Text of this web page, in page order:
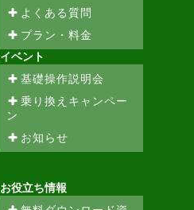
よくある質問
プラン・料金
イベント
基礎操作説明会
乗り換えキャンペー
ン
お知らせ
お役立ち情報